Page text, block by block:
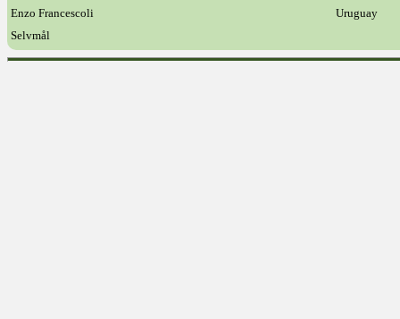
Enzo Francescoli
Uruguay
Selvmål